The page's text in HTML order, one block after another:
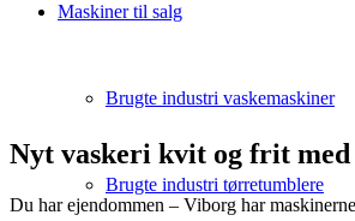
Maskiner til salg
Brugte industri vaskemaskiner
Brugte industri tørretumblere
Nyt vaskeri kvit og frit
Du har ejendommen – Viborg har